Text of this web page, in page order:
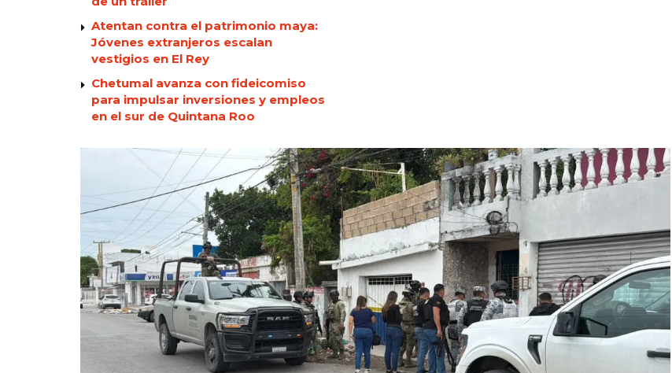
Atentan contra el patrimonio maya:
Jóvenes extranjeros escalan
vestigios en El Rey
Chetumal avanza con fideicomiso
para impulsar inversiones y empleos
en el sur de Quintana Roo